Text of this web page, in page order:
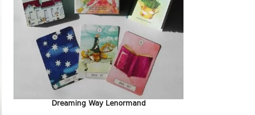
Dreaming Way Lenormand